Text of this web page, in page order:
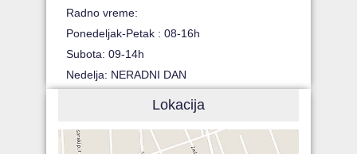
Radno vreme:
Ponedeljak-Petak : 08-16h
Subota: 09-14h
Nedelja: NERADNI DAN
Lokacija